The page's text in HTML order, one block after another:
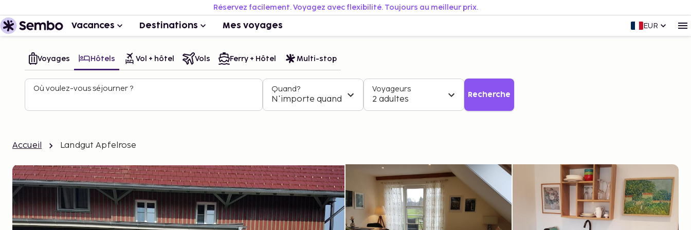
Réservez facilement. Voyagez avec flexibilité. Toujours au meilleur prix.
Vacances Destinations Mes voyages EUR
Voyages Hôtels Vol + hôtel Vols Ferry + Hôtel Multi-stop
Où voulez-vous séjourner ? Quand?
N'importe quand
Voyageurs
2 adultes Recherche
Accueil Landgut Apfelrose